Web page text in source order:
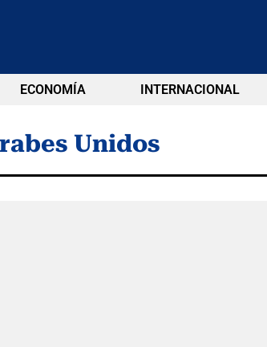
ECONOMÍA INTERNACIONAL
Unidos